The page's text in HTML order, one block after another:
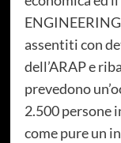
assentiti con
dell’ARAP e
prevedono
2.500 persone
come pure un